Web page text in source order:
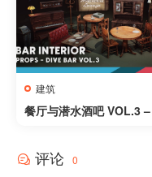
al Houses, House)
建筑
餐厅与潜水酒吧 VOL.3
nteriors
评论 0